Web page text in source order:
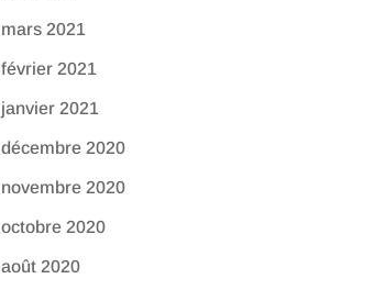
mars 2021
février 2021
janvier 2021
décembre 2020
novembre 2020
octobre 2020
août 2020